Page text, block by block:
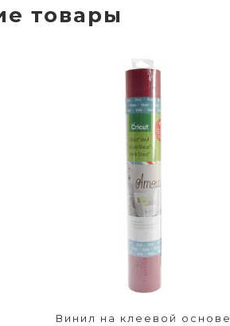
товары
Винил на клеевой основе